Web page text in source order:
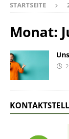
STARTSEITE
Monat: